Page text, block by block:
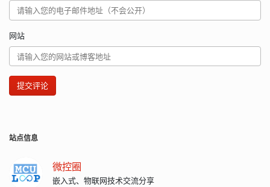
网站
提交评论
站点信息
微控圈
嵌入式、物联网技术交流分享